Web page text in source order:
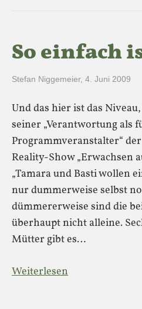
So einfach
Stefan Niggemeier, 4. Juni 2009
Und das hier ist das
seiner „Verantwortung als
Programmveranstalter“
Reality-Show „Erwachsen
„Tamara und Basti wollen
nur dummerweise selbst
dümmererweise sind die
überhaupt nicht alleine.
Mütter gibt es…
Weiterlesen